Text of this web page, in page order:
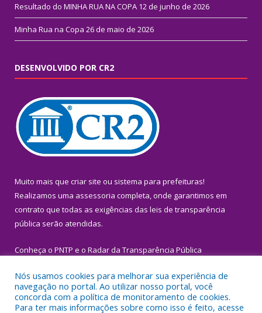
Resultado do MINHA RUA NA COPA 12 de junho de 2026
Minha Rua na Copa 26 de maio de 2026
DESENVOLVIDO POR CR2
Muito mais que criar site ou sistema para prefeituras!
Realizamos uma assessoria completa, onde garantimos em
contrato que todas as exigências das leis de transparência
pública serão atendidas.
Conheça o PNTP e o Radar da Transparência Pública
Nós usamos cookies para melhorar sua experiência de
navegação no portal. Ao utilizar nosso portal, você
concorda com a política de monitoramento de cookies.
Para ter mais informações sobre como isso é feito, acesse